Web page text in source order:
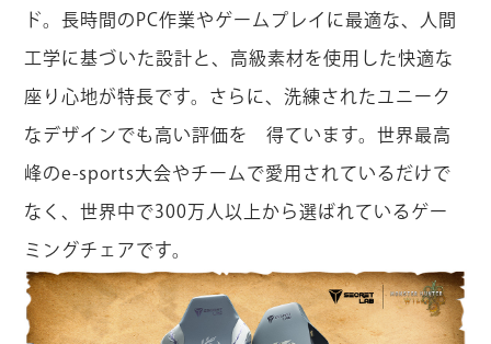
ド。長時間のPC作業やゲームプレイに最適な、人間
工学に基づいた設計と、高級素材を使用した快適な
座り心地が特長です。さらに、洗練されたユニーク
なデザインでも高い評価を 得ています。世界最高
峰のe-sports大会やチームで愛用されているだけで
なく、世界中で300万人以上から選ばれているゲー
ミングチェアです。